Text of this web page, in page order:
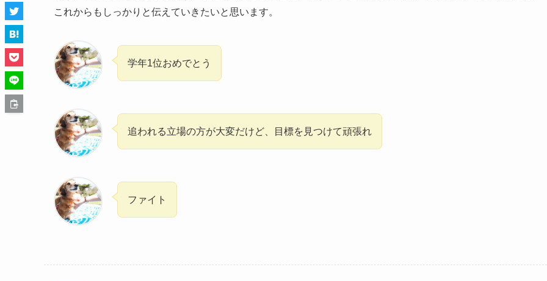
これからもしっかりと伝えていきたいと思います。
学年1位おめでとう
追われる立場の方が大変だけど、目標を見つけて頑張れ
ファイト